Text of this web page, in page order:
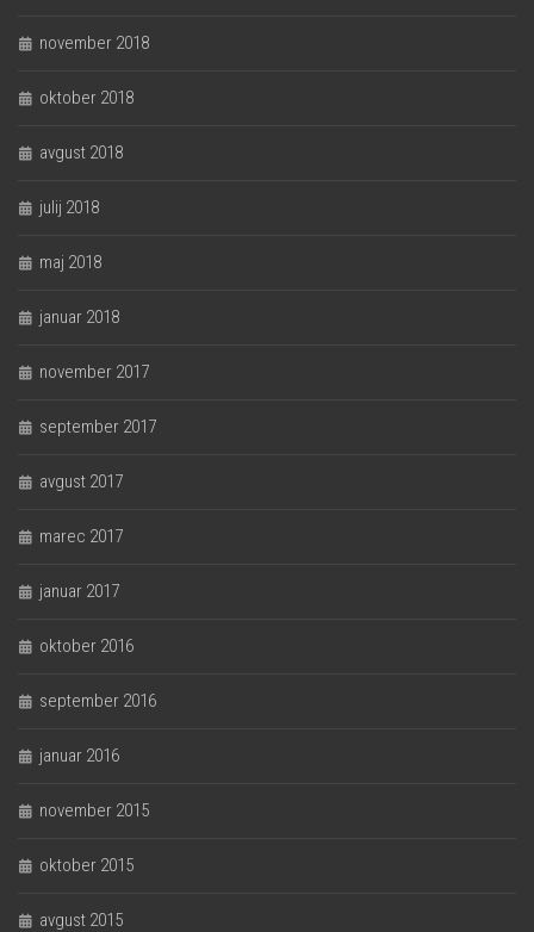
november 2018
oktober 2018
avgust 2018
julij 2018
maj 2018
januar 2018
november 2017
september 2017
avgust 2017
marec 2017
januar 2017
oktober 2016
september 2016
januar 2016
november 2015
oktober 2015
avgust 2015